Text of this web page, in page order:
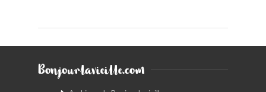
Bonjourlavieille.com